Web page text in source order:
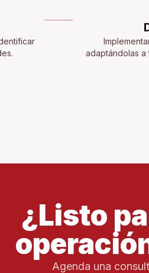
adaptándolas
¿Listo
Agenda una